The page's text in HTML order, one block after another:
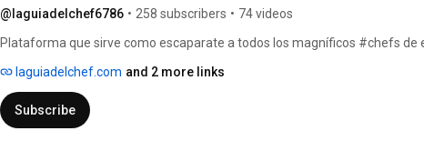
@laguiadelchef6786 • 258 subscribers • 74 videos
Plataforma que sirve como escaparate a todos los magníficos #chefs de
laguiadelchef.com and 2 more links
Subscribe